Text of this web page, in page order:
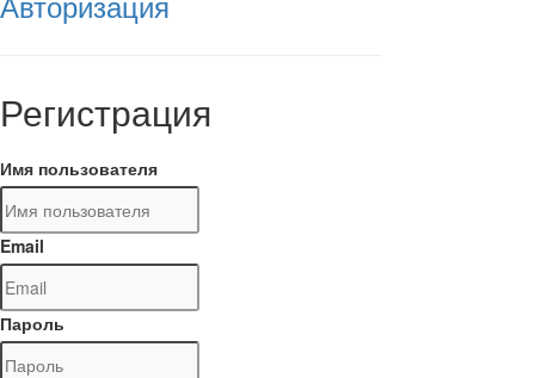
Регистрация
Имя пользователя
Email
Пароль